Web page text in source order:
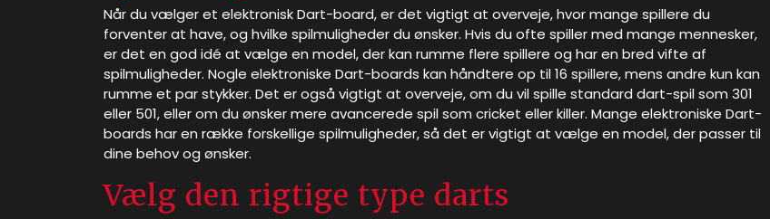
Når du vælger et elektronisk Dart-board, er det vigtigt at overveje, hvor mange spillere du
forventer at have, og hvilke spilmuligheder du ønsker. Hvis du ofte spiller med mange mennesker,
er det en god idé at vælge en model, der kan rumme flere spillere og har en bred vifte af
spilmuligheder. Nogle elektroniske Dart-boards kan håndtere op til 16 spillere, mens andre kun kan
rumme et par stykker. Det er også vigtigt at overveje, om du vil spille standard dart-spil som 301
eller 501, eller om du ønsker mere avancerede spil som cricket eller killer. Mange elektroniske Dart-
boards har en række forskellige spilmuligheder, så det er vigtigt at vælge en model, der passer til
dine behov og ønsker.
Vælg den rigtige type darts